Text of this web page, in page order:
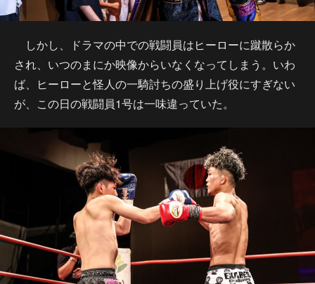
しかし、ドラマの中での戦闘員はヒーローに蹴散らか
され、いつのまにか映像からいなくなってしまう。いわ
ば、ヒーローと怪人の一騎討ちの盛り上げ役にすぎない
が、この日の戦闘員1号は一味違っていた。